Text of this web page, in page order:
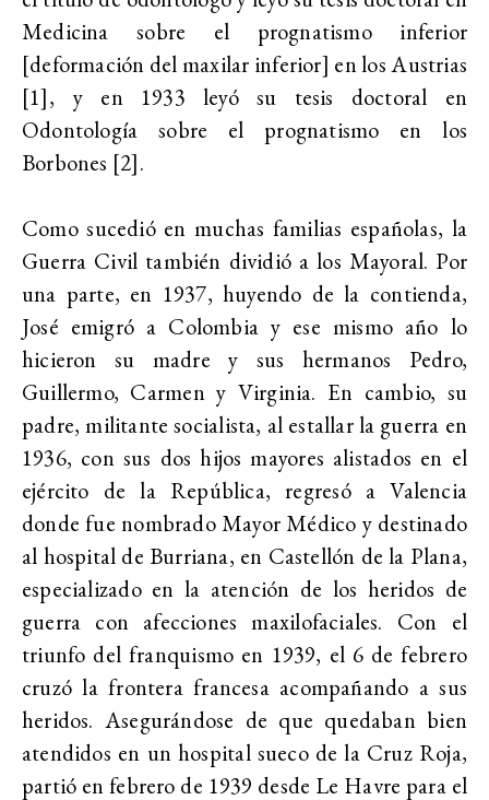
Medicina sobre el prognatismo inferior
[deformación del maxilar inferior] en los Austrias
[1],
y en 1933 leyó su tesis doctoral en
Odontología sobre el prognatismo en los
Borbones [2].
Como sucedió en muchas familias españolas, la
Guerra Civil también dividió a los Mayoral. Por
una parte, en 1937, huyendo de la contienda,
José emigró a Colombia y ese mismo año lo
hicieron su madre y sus hermanos Pedro,
Guillermo, Carmen y Virginia. En cambio, su
padre, militante socialista, al estallar la guerra en
1936, con sus dos hijos mayores alistados en el
ejército de la República, regresó a Valencia
donde fue nombrado Mayor Médico y destinado
al hospital de Burriana, en Castellón de la Plana,
especializado en la atención de los heridos de
guerra con afecciones maxilofaciales. Con el
triunfo del franquismo en 1939, el 6 de febrero
cruzó la frontera francesa acompañando a sus
heridos. Asegurándose de que quedaban bien
atendidos en un hospital sueco de la Cruz Roja,
partió en febrero de 1939 desde Le Havre para el